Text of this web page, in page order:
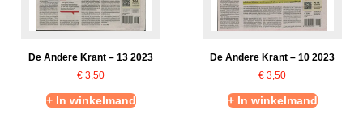
De Andere Krant – 13 2023
€ 3,50
+ In winkelmand
De Andere Krant – 10 2023
€ 3,50
+ In winkelmand